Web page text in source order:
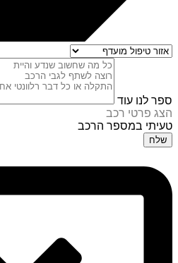
ספר לנו עוד
הצג פרטי רכב
טעיתי במספר הרכב
שלח